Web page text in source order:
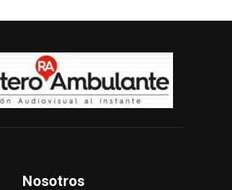
Nosotros